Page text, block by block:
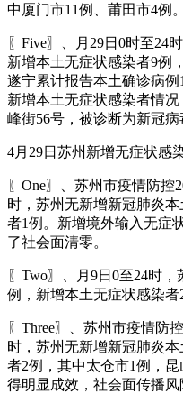
中厦门市11例、莆田市4例。
〖Five〗、月29日0时至24
新增本土无症状感染者9例
遂宁累计报告本土确诊病例
新增本土无症状感染者情
峰街56号，被诊断为新冠病
4月29日苏州新增无症状感
〖One〗、苏州市疫情防控
时，苏州无新增新冠肺炎
者1例。新增境外输入无症
了社会面清零。
〖Two〗、月9日0至24时
例，新增本土无症状感染者
〖Three〗、苏州市疫情防
时，苏州无新增新冠肺炎
者2例，其中太仓市1例，
得明显成效，社会面传播